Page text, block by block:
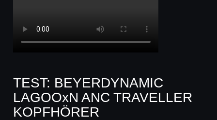
TEST: BEYERDYNAMIC
LAGOOxN ANC TRAVELLER
KOPFHÖRER